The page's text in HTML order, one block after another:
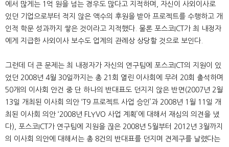
에서 많게는 1억 원을 넘는 경우도 많다고 지적하며, 자신이 사외이사로
있던 기업으로부터 적지 않은 액수의 후원을 받아 프로젝트를 수행하고 개
인적 학문 성과까지 쌓은 것이라고 지적했다. 물론 포스코ICT가 최 내정자
에게 지급한 사외이사 보수도 업계의 관례상 상당할 것으로 보인다.
그런데 더 큰 문제는 최 내정자가 자신의 연구팀에 포스코ICT의 지원이 있
었던 2008년 4월 30일까지는 총 21회 열린 이사회에 무려 20회 출석하며
50개의 이사회 안건 중 단 하나의 반대표도 던지지 않은 반면(2007년 2월
13일 개최된 이사회 의안 ‘T9 프로젝트 사업 승인’과 2008년 1월 11일 개
최된 이사회 의안 ‘2008년 FLYVO 사업 계획’에 대해서 재심의 의견을 냈
다), 포스코ICT가 연구팀에 지원을 끊은 2008년 5월부터 2012년 3월까지
의 이사회 의안에 대해서는 총 8건의 반대표를 던지며 견제구를 날렸다는